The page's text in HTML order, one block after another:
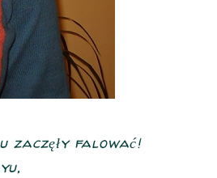
zaczęły falować!